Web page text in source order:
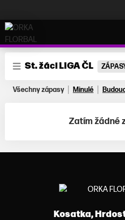
ORKA FLORBAL
St. žáci LIGA ČL
Všechny zápasy Minulé
Zatím žádné
Kosatka,